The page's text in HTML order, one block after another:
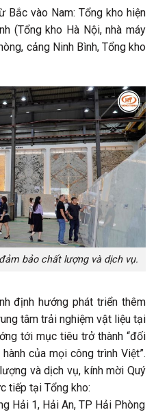
Bắc vào Nam: Tổng kho hiện
(Tổng kho Hà Nội, nhà máy
cảng Ninh Bình, Tổng kho
bảo chất lượng và dịch vụ.
định hướng phát triển thêm
tâm trải nghiệm vật liệu tại
tới mục tiêu trở thành “đối
của mọi công trình Việt”.
và dịch vụ, kính mời Quý
tiếp tại Tổng kho:
Hải 1, Hải An, TP Hải Phòng